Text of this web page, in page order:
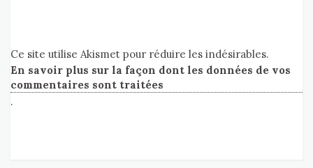
Ce site utilise Akismet pour réduire les indésirables.
En savoir plus sur la façon dont les données de vos
commentaires sont traitées
.